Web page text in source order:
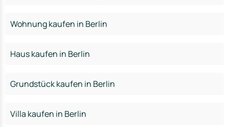
Wohnung kaufen in Berlin
Haus kaufen in Berlin
Grundstück kaufen in Berlin
Villa kaufen in Berlin